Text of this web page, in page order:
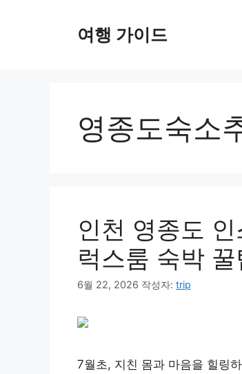
여행 가이드
영종도숙소
인천 영종도
럭스룸 숙박 꿀
6월 22, 2026 작성자: trip
7월초, 지친 몸과 마음을 힐링